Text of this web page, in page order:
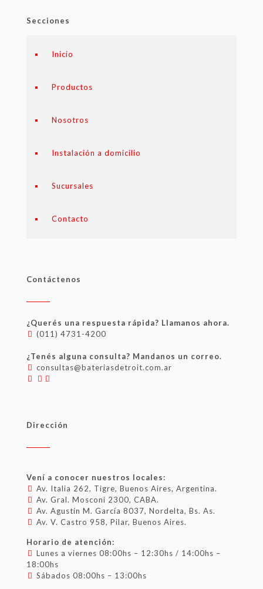
Secciones
Inicio
Productos
Nosotros
Instalación a domicilio
Sucursales
Contacto
Contáctenos
¿Querés una respuesta rápida? Llamanos ahora.
(011) 4731-4200
¿Tenés alguna consulta? Mandanos un correo.
consultas@bateriasdetroit.com.ar
Dirección
Vení a conocer nuestros locales:
Av. Italia 262, Tigre, Buenos Aires, Argentina.
Av. Gral. Mosconi 2300, CABA.
Av. Agustín M. García 8037, Nordelta, Bs. As.
Av. V. Castro 958, Pilar, Buenos Aires.
Horario de atención:
Lunes a viernes 08:00hs – 12:30hs / 14:00hs –
18:00hs
Sábados 08:00hs – 13:00hs